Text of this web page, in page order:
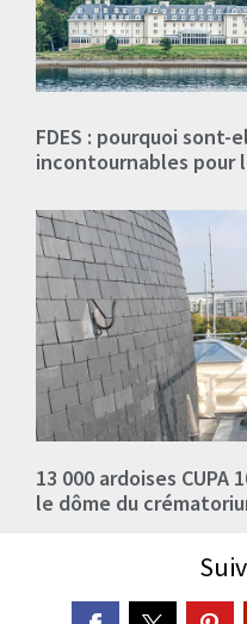
FDES : pourquoi sont-
incontournables pour
13 000 ardoises
le dôme du